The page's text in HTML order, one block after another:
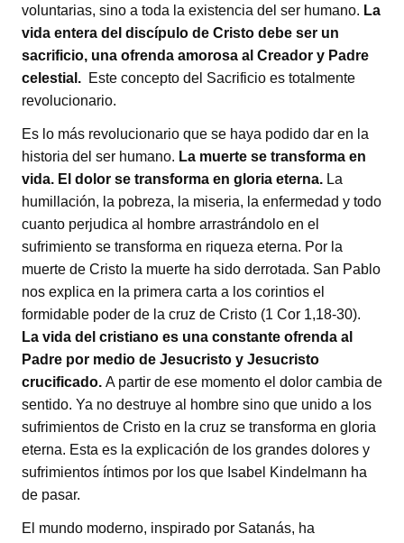
voluntarias, sino a toda la existencia del ser humano. La
vida entera del discípulo de Cristo debe ser un
sacrificio, una ofrenda amorosa al Creador y Padre
celestial. Este concepto del Sacrificio es totalmente
revolucionario.
Es lo más revolucionario que se haya podido dar en la
historia del ser humano. La muerte se transforma en
vida. El dolor se transforma en gloria eterna. La
humillación, la pobreza, la miseria, la enfermedad y todo
cuanto perjudica al hombre arrastrándolo en el
sufrimiento se transforma en riqueza eterna. Por la
muerte de Cristo la muerte ha sido derrotada. San Pablo
nos explica en la primera carta a los corintios el
formidable poder de la cruz de Cristo (1 Cor 1,18-30).
La vida del cristiano es una constante ofrenda al
Padre por medio de Jesucristo y Jesucristo
crucificado. A partir de ese momento el dolor cambia de
sentido. Ya no destruye al hombre sino que unido a los
sufrimientos de Cristo en la cruz se transforma en gloria
eterna. Esta es la explicación de los grandes dolores y
sufrimientos íntimos por los que Isabel Kindelmann ha
de pasar.
El mundo moderno, inspirado por Satanás, ha